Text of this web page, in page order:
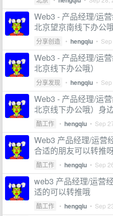
Web3 - 产品经理/运
北京望京南线下办公哦
分享创造 • hengqiu •
Web3 - 产品经理/运
北京线下办公哦）
分享发现 • hengqiu •
Web3 - 产品经理/运
北京线下办公哦）身
酷工作 • hengqiu • Sep
Web3 产品经理/运营
合适的朋友可以转推
酷工作 • hengqiu • Sep
web3 产品经理/运营
适的可以转推哦
酷工作 • hengqiu • Sep